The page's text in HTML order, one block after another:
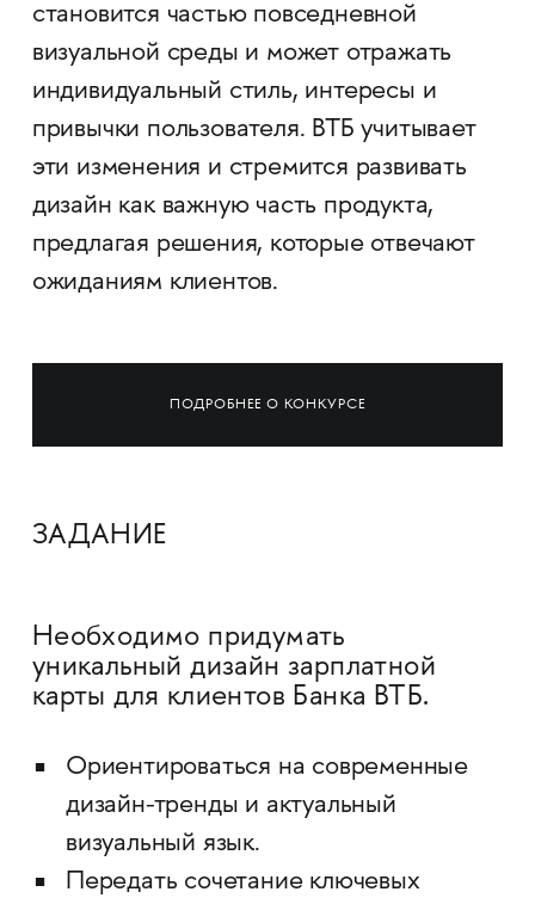
становится частью повседневной
визуальной среды и может отражать
индивидуальный стиль, интересы и
привычки пользователя. ВТБ учитывает
эти изменения и стремится развивать
дизайн как важную часть продукта,
предлагая решения, которые отвечают
ожиданиям клиентов.
ПОДРОБНЕЕ О КОНКУРСЕ
ЗАДАНИЕ
Необходимо придумать
уникальный дизайн зарплатной
карты для клиентов Банка ВТБ.
Ориентироваться на современные
дизайн-тренды и актуальный
визуальный язык.
Передать сочетание ключевых